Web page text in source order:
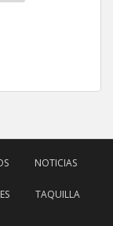
NOTICIAS
TAQUILLA